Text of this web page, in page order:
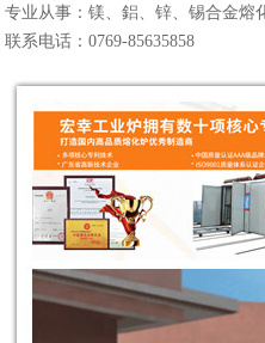
专业从事：镁、鋁、锌、锡合金熔
联系电话：0769-85635858